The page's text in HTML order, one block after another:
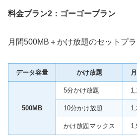
料金プラン2：ゴーゴープラン
月間500MB＋かけ放題のセットプ
データ容量 かけ放題
500MB
5分かけ放題
10分かけ放題
かけ放題マックス